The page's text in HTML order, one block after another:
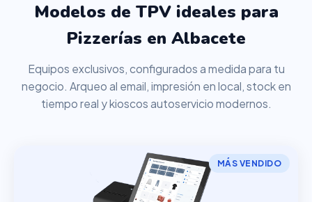
Modelos de TPV ideales para
Pizzerías en Albacete
Equipos exclusivos, configurados a medida para tu
negocio. Arqueo al email, impresión en local, stock en
tiempo real y kioscos autoservicio modernos.
MÁS VENDIDO